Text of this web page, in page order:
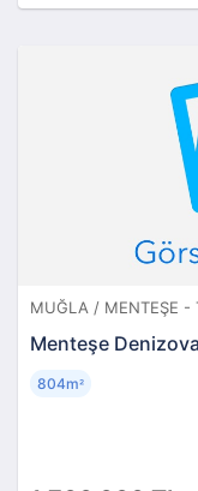
MUĞLA / MENTEŞE -
Menteşe
804m²